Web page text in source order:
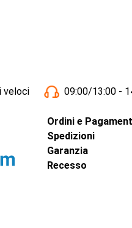
veloci 09:00/13:00 -
Ordini e
Spedizioni
Garanzia
Recesso